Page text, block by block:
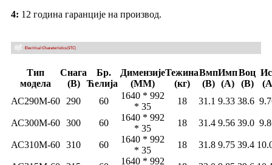
4: 12 година гаранције на производ.
Тип
модела
Снага
(В)
Бр.
Ћелија
Димензије
(ММ)
Тежина
(кг)
Вмп
(В)
Имп
(А)
Воц
(В)
АС290М-60 290 60
1640 * 992
* 35
18 31.1 9.33 38.6
АС300М-60 300 60
1640 * 992
* 35
18 31.4 9.56 39.0
АС310М-60 310 60
1640 * 992
* 35
18 31.8 9.75 39.4
1640 * 992